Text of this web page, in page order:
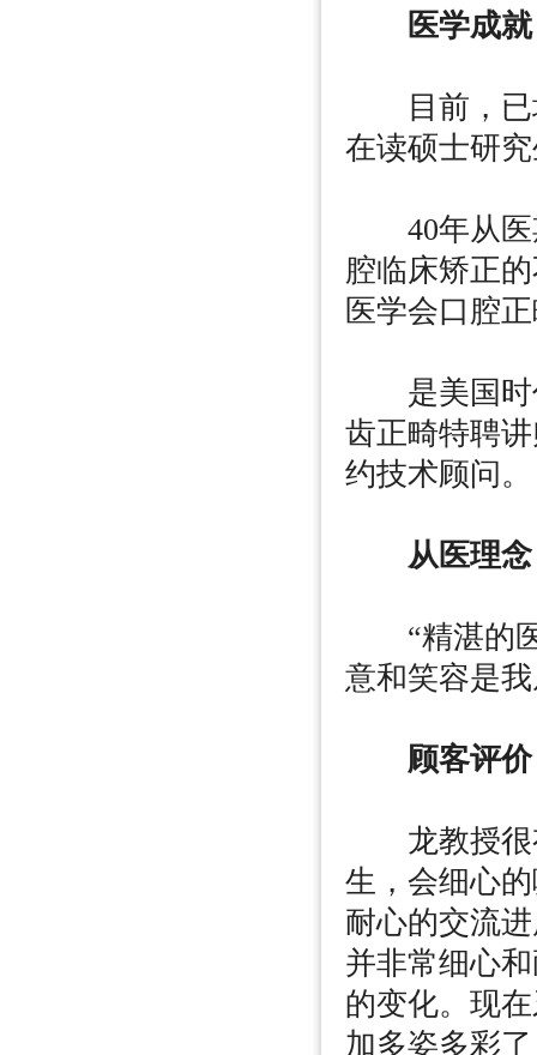
医学成就
目前，已培
在读硕士研
40年从医
腔临床矫正
医学会口腔
是美国时
齿正畸特聘
约技术顾问。
从医理念
“精湛的医
意和笑容是
顾客评价
龙教授很
生，会细心
耐心的交流
并非常细心
的变化。现
加多姿多彩